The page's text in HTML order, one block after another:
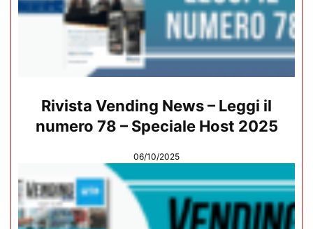
Rivista Vending News – Leggi il
numero 78 – Speciale Host 2025
06/10/2025